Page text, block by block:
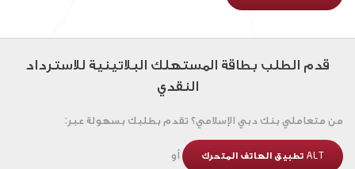
قدم الطلب بطاقة المستهلك البلاتينية للاسترداد
النقدي
من متعاملي بنك دبي الإسلامي؟ تقدم بطلبك بسهولة عبر:
ALT تطبيق الهاتف المتحرك أو